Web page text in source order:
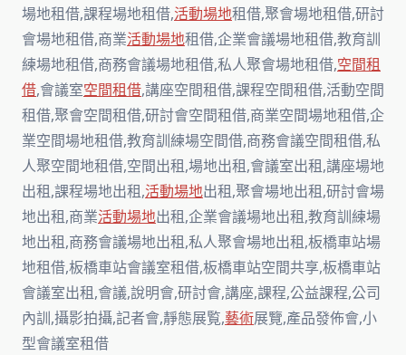
場地租借,課程場地租借,活動場地租借,聚會場地租借,研討
會場地租借,商業活動場地租借,企業會議場地租借,教育訓
練場地租借,商務會議場地租借,私人聚會場地租借,空間租
借,會議室空間租借,講座空間租借,課程空間租借,活動空間
租借,聚會空間租借,研討會空間租借,商業空間場地租借,企
業空間場地租借,教育訓練場空間借,商務會議空間租借,私
人聚空間地租借,空間出租,場地出租,會議室出租,講座場地
出租,課程場地出租,活動場地出租,聚會場地出租,研討會場
地出租,商業活動場地出租,企業會議場地出租,教育訓練場
地出租,商務會議場地出租,私人聚會場地出租,板橋車站場
地租借,板橋車站會議室租借,板橋車站空間共享,板橋車站
會議室出租,會議,說明會,研討會,講座,課程,公益課程,公司
內訓,攝影拍攝,記者會,靜態展覧,藝術展覽,產品發佈會,小
型會議室租借